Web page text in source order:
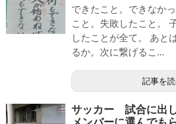
できたこと。できなか
こと。失敗したこと。
したことが全て。 あと
るか。次に繋げるこ...
記事を
サッカー 試合に出し